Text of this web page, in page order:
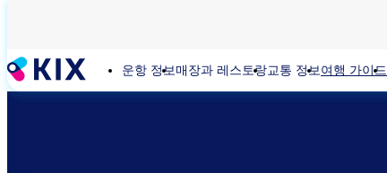
콘
텐
츠
운항 정보매장과 레스토랑교통 정보여행 가이드